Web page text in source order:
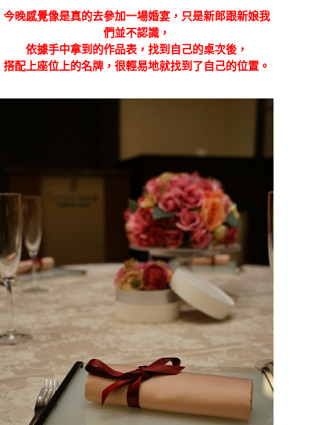
今晚感覺像是真的去參加一場婚宴，只是新郎跟新娘我
們並不認識，
依據手中拿到的作品表，找到自己的桌次後，
搭配上座位上的名牌，很輕易地就找到了自己的位置。